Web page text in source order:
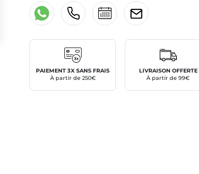
PAIEMENT 3X SANS FRAIS
À partir de 250€
LIVRAISON OFFERTE
À partir de 99€